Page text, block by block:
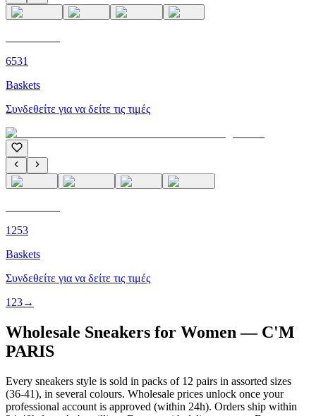
6531
Baskets
Συνδεθείτε για να δείτε τις τιμές
1253
Baskets
Συνδεθείτε για να δείτε τις τιμές
1 23→
Wholesale Sneakers for Women — C'M
PARIS
Every sneakers style is sold in packs of 12 pairs in assorted sizes
(36-41), in several colours. Wholesale prices unlock once your
professional account is approved (within 24h). Orders ship within